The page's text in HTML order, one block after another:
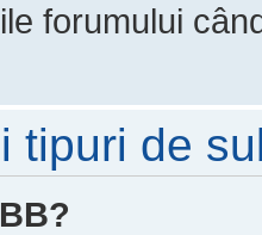
forumului
tipuri de